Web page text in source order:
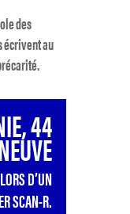
des
écrivent au
44
D’UN
SCAN-R.